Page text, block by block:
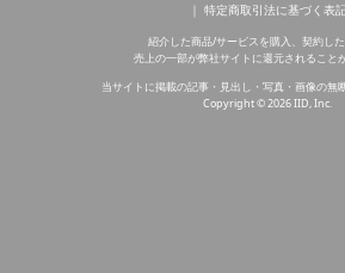
特定商取引法に基づく表
紹介した商品/サービスを購入、契約した
売上の一部が弊社サイトに還元されること
当サイトに掲載の記事・見出し・写真・画像の無
Copyright © 2026 IID, Inc.